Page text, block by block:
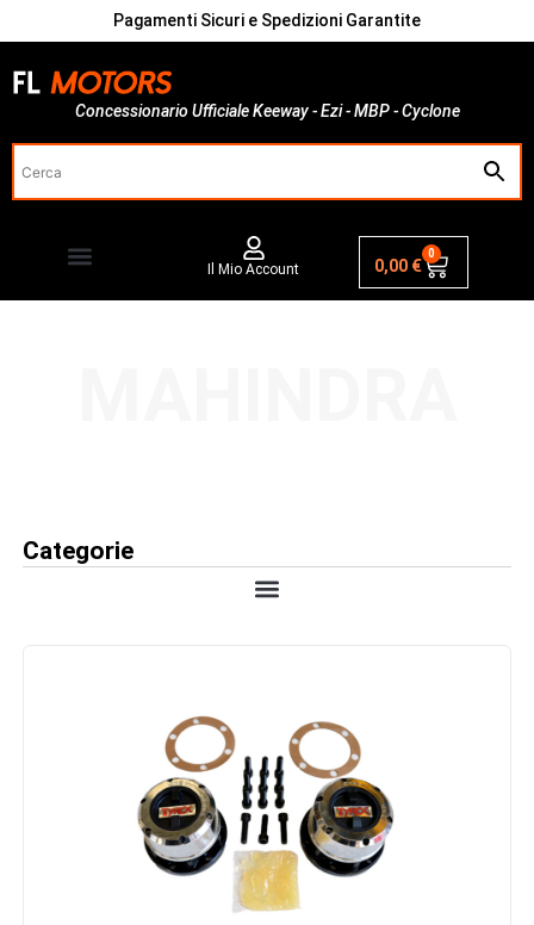
Pagamenti Sicuri e Spedizioni Garantite
Concessionario Ufficiale Keeway - Ezi - MBP - Cyclone
Il Mio Account 0,00 €
0
Categorie